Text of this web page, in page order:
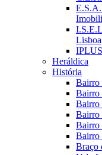
Lisboa
Heráldica
História
Bairro
Bairro
Bairro
Bairro
Bairro
Bairro
Braço